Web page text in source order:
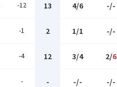
-12 13 4/6 -/-
-1 2 1/1 -/-
-4 12 3/4 2/6
- - -/- -/-